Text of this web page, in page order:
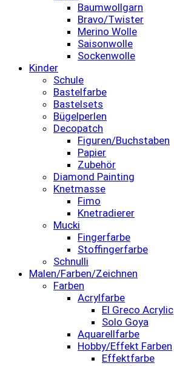
Baumwollgarn
Bravo/Twister
Merino Wolle
Saisonwolle
Sockenwolle
Kinder
Schule
Bastelfarbe
Bastelsets
Bügelperlen
Decopatch
Figuren/Buchstaben
Papier
Zubehör
Diamond Painting
Knetmasse
Fimo
Knetradierer
Mucki
Fingerfarbe
Stoffingerfarbe
Schnulli
Malen/Farben/Zeichnen
Farben
Acrylfarbe
El Greco Acrylic
Solo Goya
Aquarellfarbe
Hobby/Effekt Farben
Effektfarbe